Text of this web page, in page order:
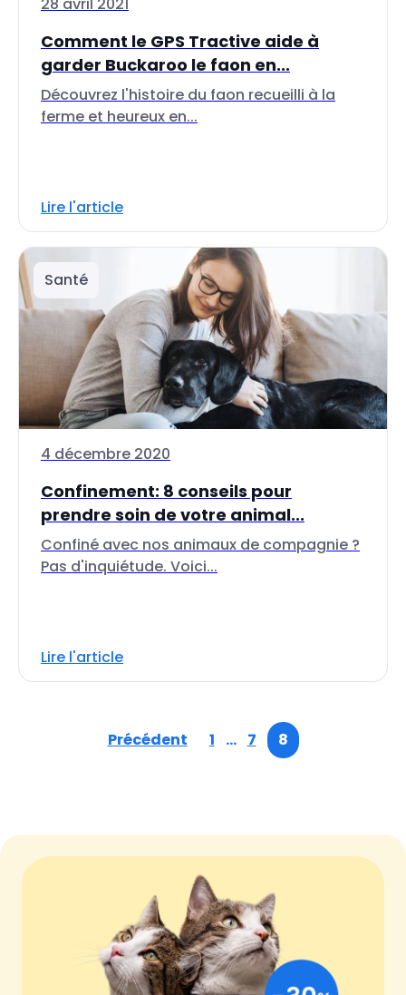
Comment le GPS Tractive aide à
garder Buckaroo le faon en...
Découvrez l'histoire du faon recueilli à la
ferme et heureux en...
Lire l'article
Santé
4 décembre 2020
Confinement: 8 conseils pour
prendre soin de votre animal...
Confiné avec nos animaux de compagnie ?
Pas d'inquiétude. Voici...
Lire l'article
Précédent 1 … 7 8